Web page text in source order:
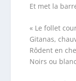
Et met la
« Le follet
Gitanas,
Rôdent en
Noirs ou